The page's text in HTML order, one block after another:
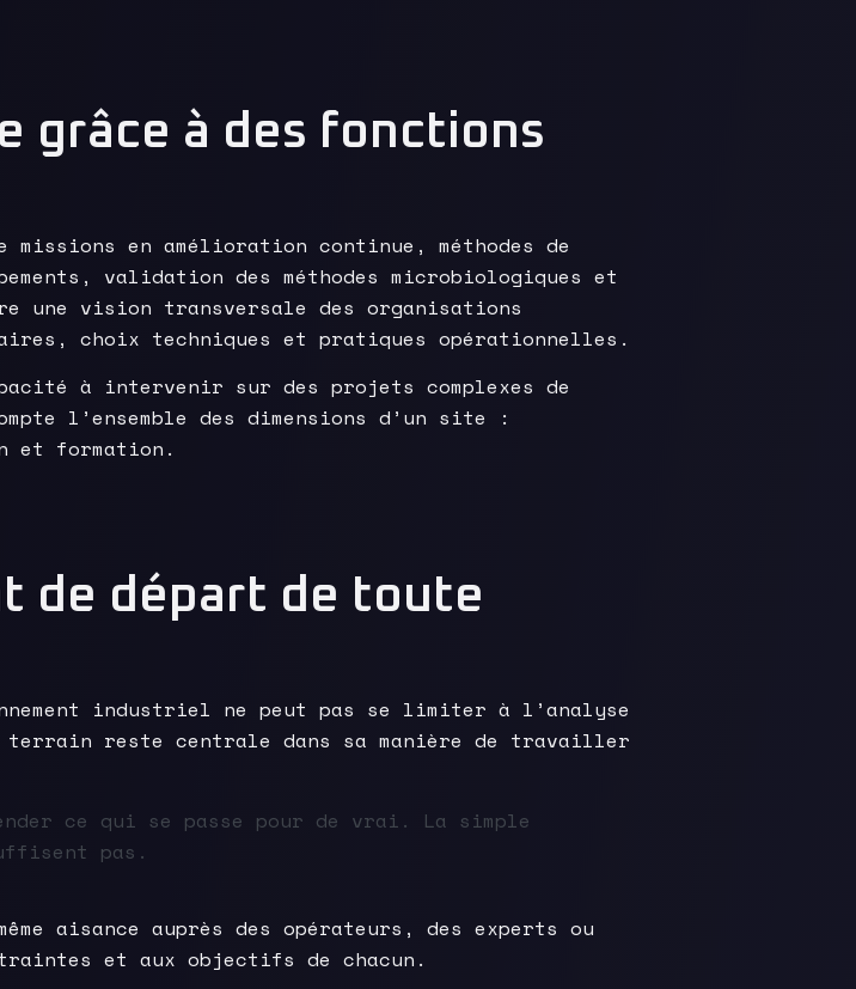
grâce à des fonctions
en amélioration continue, méthodes de
validation des méthodes microbiologiques et
vision transversale des organisations
choix techniques et pratiques opérationnelles.
à intervenir sur des projets complexes de
l’ensemble des dimensions d’un site :
et formation.
de départ de toute
industriel ne peut pas se limiter à l’analyse
terrain reste centrale dans sa manière de travailler
ce qui se passe pour de vrai. La simple
pas.
aisance auprès des opérateurs, des experts ou
et aux objectifs de chacun.